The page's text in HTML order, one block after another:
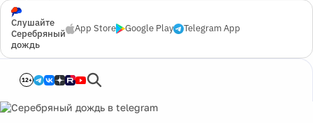
Слушайте
Серебряный
дождь
App Store Google Play Telegram App
12+